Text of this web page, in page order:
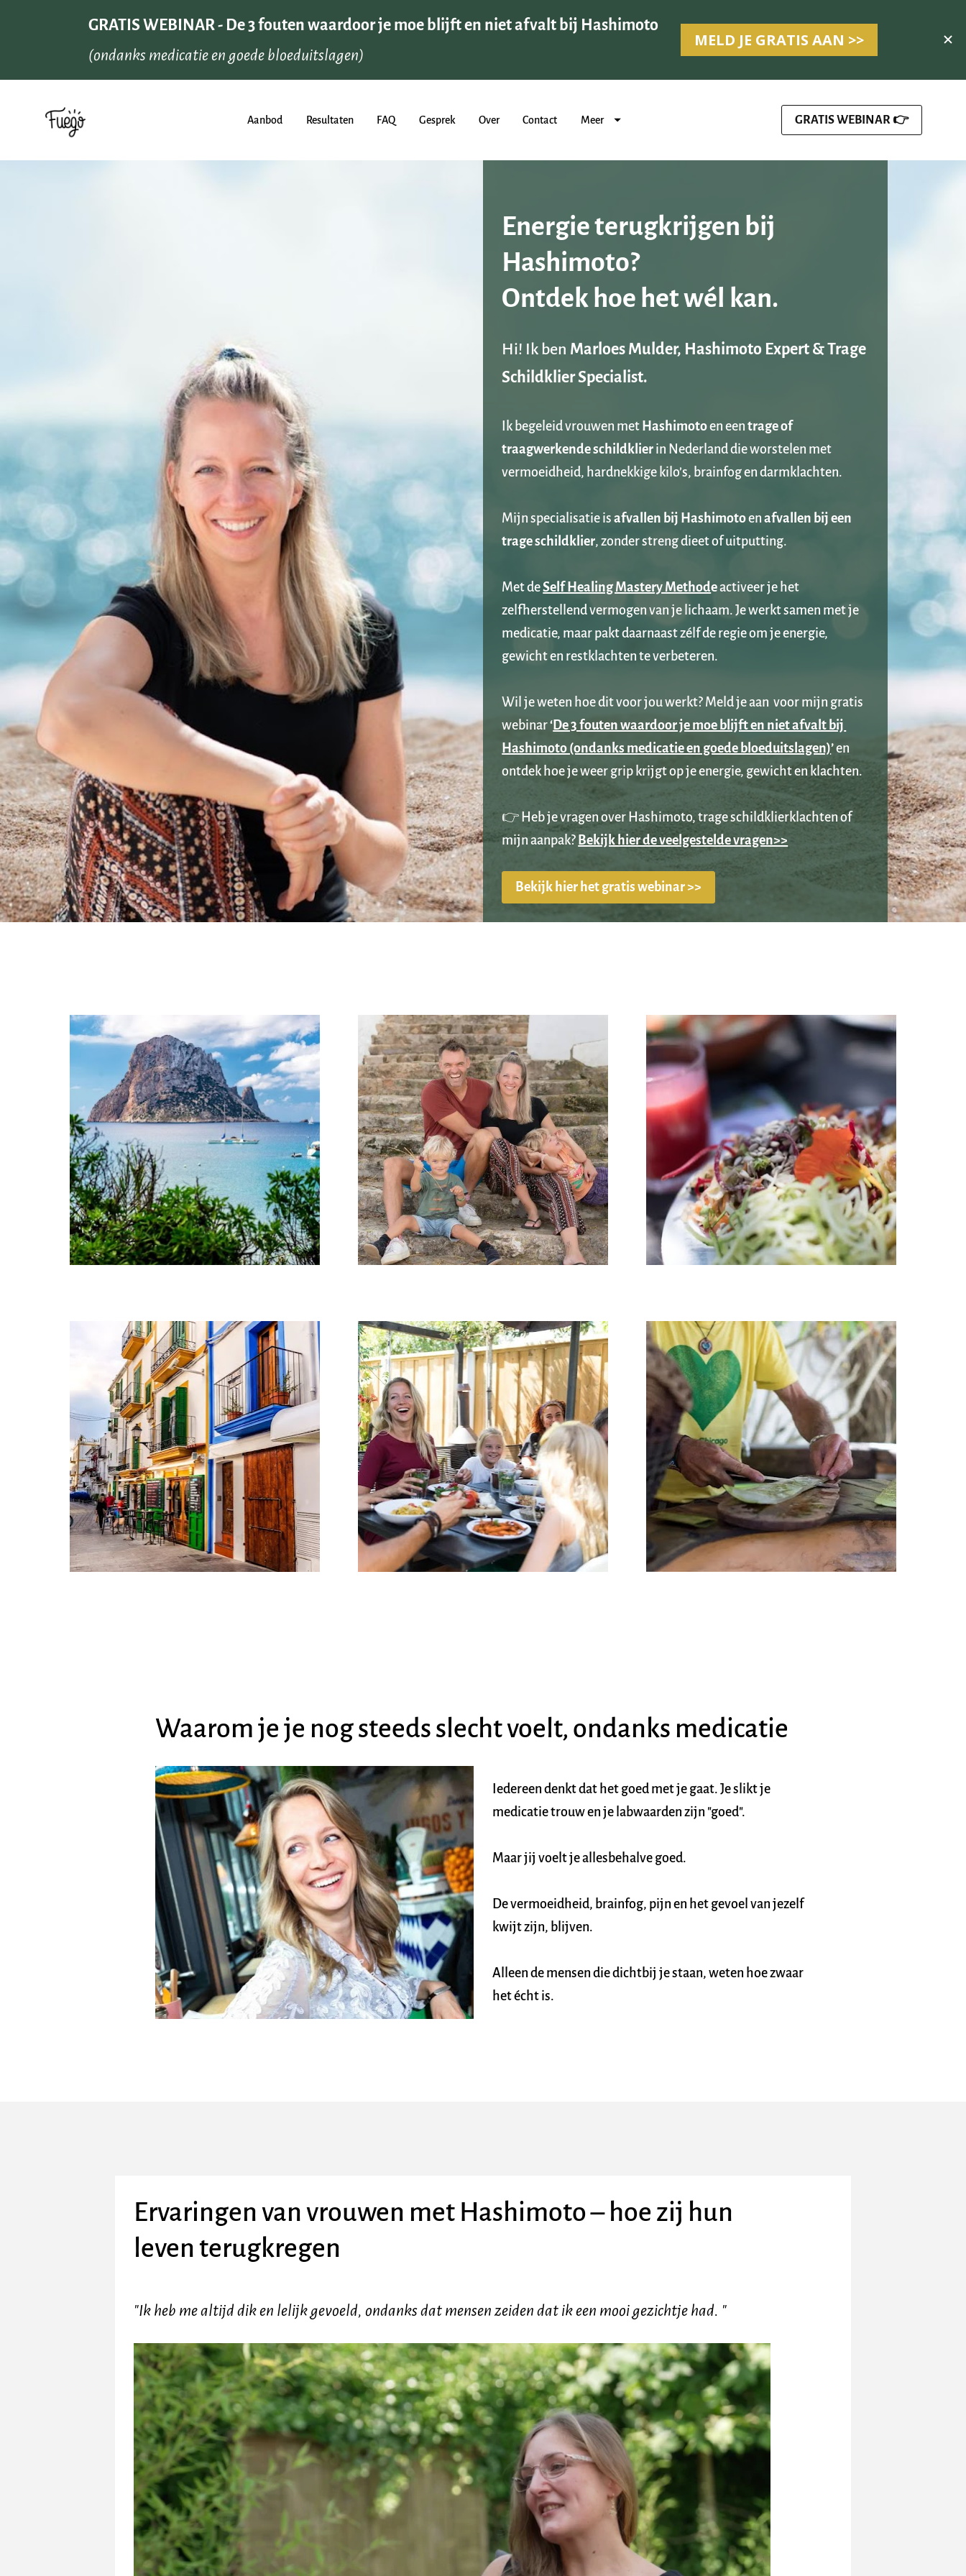
Aanbod Resultaten FAQ Gesprek Over Contact Meer GRATIS WEBINAR 👉
Energie terugkrijgen bij
Hashimoto?
Ontdek hoe het wél kan.
Hi! Ik ben Marloes Mulder, Hashimoto Expert & Trage
Schildklier Specialist.
Ik begeleid vrouwen met Hashimoto en een trage of
traagwerkende schildklier in Nederland die worstelen met
vermoeidheid, hardnekkige kilo’s, brainfog en darmklachten.
Mijn specialisatie is afvallen bij Hashimoto en afvallen bij een
trage schildklier, zonder streng dieet of uitputting.
Met de Self Healing Mastery Methode activeer je het
zelfherstellend vermogen van je lichaam. Je werkt samen met je
medicatie, maar pakt daarnaast zélf de regie om je energie,
gewicht en restklachten te verbeteren.
Wil je weten hoe dit voor jou werkt? Meld je aan  voor mijn gratis
webinar ‘De 3 fouten waardoor je moe blijft en niet afvalt bij
Hashimoto (ondanks medicatie en goede bloeduitslagen)’ en
ontdek hoe je weer grip krijgt op je energie, gewicht en klachten.
👉 Heb je vragen over Hashimoto, trage schildklierklachten of
mijn aanpak? Bekijk hier de veelgestelde vragen>>
Bekijk hier het gratis webinar >>
Waarom je je nog steeds slecht voelt, ondanks medicatie
Iedereen denkt dat het goed met je gaat. Je slikt je
medicatie trouw en je labwaarden zijn "goed".
Maar jij voelt je allesbehalve goed.
De vermoeidheid, brainfog, pijn en het gevoel van jezelf
kwijt zijn, blijven.
Alleen de mensen die dichtbij je staan, weten hoe zwaar
het écht is.
Ervaringen van vrouwen met Hashimoto – hoe zij hun
leven terugkregen
"Ik heb me altijd dik en lelijk gevoeld, ondanks dat mensen zeiden dat ik een mooi gezichtje had. "